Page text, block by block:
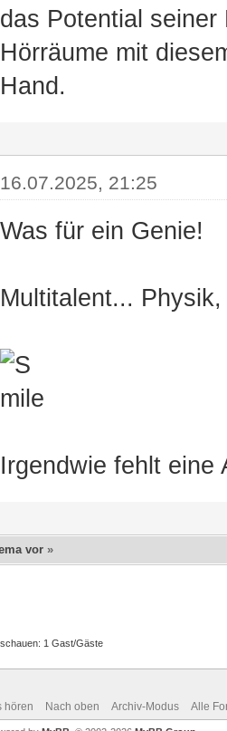
das Potential
Hörräume mit
Hand.
16.07.2025, 21:25
Was für ein Genie!
Multitalent...
Irgendwie fehlt eine
vor »
1 Gast/Gäste
hören Nach oben Archiv-Modus Alle